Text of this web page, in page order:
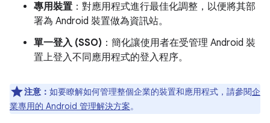
專用裝置 ：對應用程式進行最佳化調整，以便將其部
署為 Android 裝置做為資訊站。
單一登入 (SSO) ：簡化讓使用者在受管理 Android 裝
置上登入不同應用程式的登入程序。
注意： 如要瞭解如何管理整個企業的裝置和應用程式，請參閱企
業專用的 Android 管理解決方案。